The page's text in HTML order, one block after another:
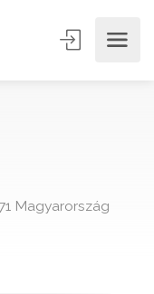
Magyarország